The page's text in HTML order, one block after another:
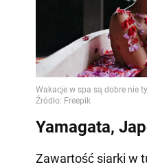
Yamagata,
Zawartość siarki w